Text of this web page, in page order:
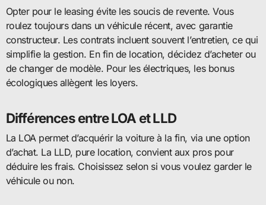
Opter pour le leasing évite les soucis de revente. Vous
roulez toujours dans un véhicule récent, avec garantie
constructeur. Les contrats incluent souvent l’entretien, ce qui
simplifie la gestion. En fin de location, décidez d’acheter ou
de changer de modèle. Pour les électriques, les bonus
écologiques allègent les loyers.
Différences entre LOA et LLD
La LOA permet d’acquérir la voiture à la fin, via une option
d’achat. La LLD, pure location, convient aux pros pour
déduire les frais. Choisissez selon si vous voulez garder le
véhicule ou non.